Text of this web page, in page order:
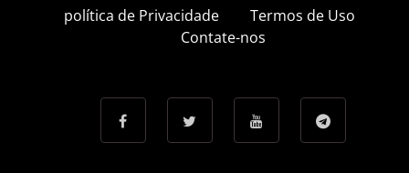
política de Privacidade
Termos de Uso
Contate-nos